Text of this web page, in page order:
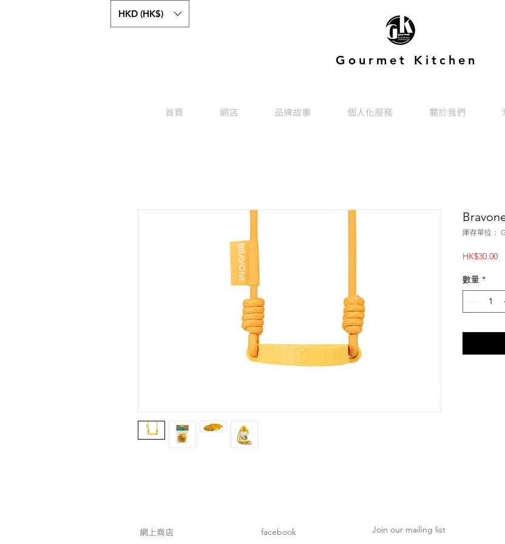
HKD (HK$)
Gourmet Kitchen
首頁 網店 品牌故事 個人化服務 關於我們
庫存單位：
HK$30.00價
數量 *
網上商店 Join our mailing list
facebook